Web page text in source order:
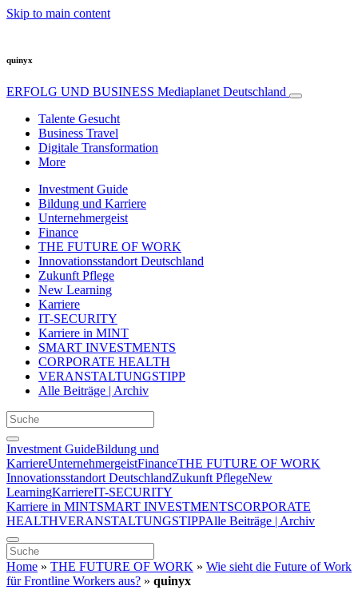
Skip to main content
quinyx
ERFOLG UND BUSINESS Mediaplanet Deutschland
Talente Gesucht
Business Travel
Digitale Transformation
More
Investment Guide
Bildung und Karriere
Unternehmergeist
Finance
THE FUTURE OF WORK
Innovationsstandort Deutschland
Zukunft Pflege
New Learning
Karriere
IT-SECURITY
Karriere in MINT
SMART INVESTMENTS
CORPORATE HEALTH
VERANSTALTUNGSTIPP
Alle Beiträge | Archiv
Investment GuideBildung und
KarriereUnternehmergeistFinanceTHE FUTURE OF WORK
Innovationsstandort DeutschlandZukunft PflegeNew
LearningKarriereIT-SECURITY
Karriere in MINTSMART INVESTMENTSCORPORATE
HEALTHVERANSTALTUNGSTIPPAlle Beiträge | Archiv
Home » THE FUTURE OF WORK » Wie sieht die Future of Work
für Frontline Workers aus? » quinyx